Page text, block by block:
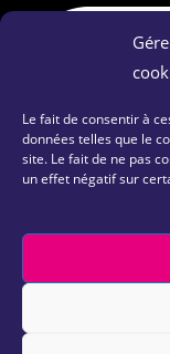
Le fait de consentir à
données telles que le
site. Le fait de ne pas
un effet négatif sur
Contactez-
Copyright 2026